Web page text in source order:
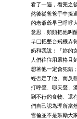
看了一遍，看完之
然後從爸爸手中接
的老爺爺早已呼呼
意思，頻頻把他叫
早已把整台飛機弄
奶和我說：「妳的
人們往往用嚴格且
想著他一定會犯錯
經否定了他。而反
打呼聲、聊天聲、
到不行的食物、還
們自己認為理所當
雪倫並不是鼓勵大